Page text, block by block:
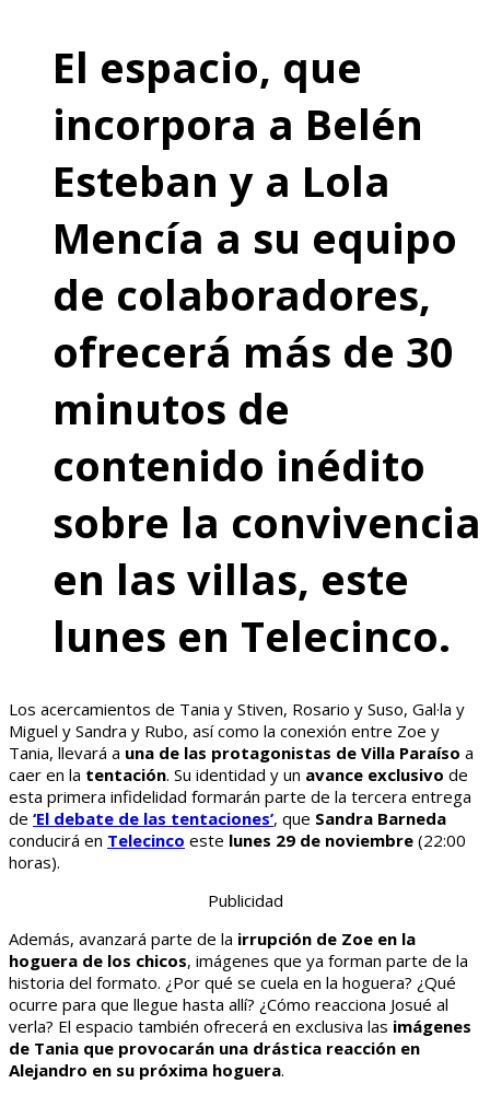
El espacio, que
incorpora a Belén
Esteban y a Lola
Mencía a su equipo
de colaboradores,
ofrecerá más de 30
minutos de
contenido inédito
sobre la convivencia
en las villas, este
lunes en Telecinco.
Los acercamientos de Tania y Stiven, Rosario y Suso, Gal·la y
Miguel y Sandra y Rubo, así como la conexión entre Zoe y
Tania, llevará a una de las protagonistas de Villa Paraíso a
caer en la tentación. Su identidad y un avance exclusivo de
esta primera infidelidad formarán parte de la tercera entrega
de ‘El debate de las tentaciones’, que Sandra Barneda
conducirá en Telecinco este lunes 29 de noviembre (22:00
horas).
Publicidad
Además, avanzará parte de la irrupción de Zoe en la
hoguera de los chicos, imágenes que ya forman parte de la
historia del formato. ¿Por qué se cuela en la hoguera? ¿Qué
ocurre para que llegue hasta allí? ¿Cómo reacciona Josué al
verla? El espacio también ofrecerá en exclusiva las imágenes
de Tania que provocarán una drástica reacción en
Alejandro en su próxima hoguera.